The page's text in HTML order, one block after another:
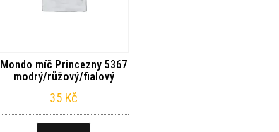
Mondo míč Princezny 5367
modrý/růžový/fialový
35 Kč